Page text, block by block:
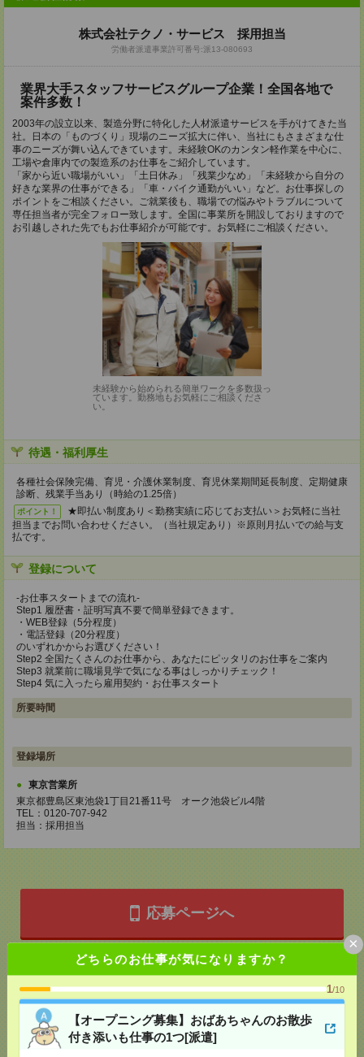
どちらのお仕事が気になりますか？
1/10
【オープニング募集】おばあちゃんのお散歩
付き添いも仕事の1つ[派遣]
×
株式会社テクノ・サービス 採用担当
労働者派遣事業許可番号:派13-080693
業界大手スタッフサービスグループ企業！全国各地で
案件多数！
2003年の設立以来、製造分野に特化した人材派遣サービスを手がけてきた当
社。日本の「ものづくり」現場のニーズ拡大に伴い、当社にもさまざまな仕
事のニーズが舞い込んできています。未経験OKのカンタン軽作業を中心に、
工場や倉庫内での製造系のお仕事をご紹介しています。
「家から近い職場がいい」「土日休み」「残業少なめ」「未経験から自分の
好きな業界の仕事ができる」「車・バイク通勤がいい」など。お仕事探しの
ポイントをご相談ください。ご就業後も、職場での悩みやトラブルについて
専任担当者が完全フォロー致します。全国に事業所を開設しておりますので
お引越しされた先でもお仕事紹介が可能です。お気軽にご相談ください。
未経験から始められる簡単ワークを多数扱っ
ています。勤務地もお気軽にご相談くださ
い。
待遇・福利厚生
各種社会保険完備、育児・介護休業制度、育児休業期間延長制度、定期健康
診断、残業手当あり（時給の1.25倍）
ポイント！
★即払い制度あり＜勤務実績に応じてお支払い＞お気軽に当社
担当までお問い合わせください。（当社規定あり）※原則月払いでの給与支
払です。
登録について
-お仕事スタートまでの流れ-
Step1 履歴書・証明写真不要で簡単登録できます。
・WEB登録（5分程度）
・電話登録（20分程度）
のいずれかからお選びください！
Step2 全国たくさんのお仕事から、あなたにピッタリのお仕事をご案内
Step3 就業前に職場見学で気になる事はしっかりチェック！
Step4 気に入ったら雇用契約・お仕事スタート
所要時間
登録場所
東京営業所
東京都豊島区東池袋1丁目21番11号 オーク池袋ビル4階
TEL：0120-707-942
担当：採用担当
応募ページへ
気になる！ 電話応募
メール で送る LINEで送る